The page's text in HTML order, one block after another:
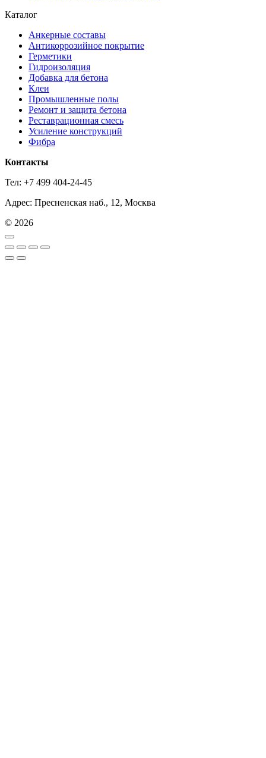
Каталог
Анкерные составы
Антикоррозийное покрытие
Герметики
Гидроизоляция
Добавка для бетона
Клеи
Промышленные полы
Ремонт и защита бетона
Реставрационная смесь
Усиление конструкций
Фибра
Контакты
Тел: +7 499 404-24-45
Адрес: Пресненская наб., 12, Москва
© 2026